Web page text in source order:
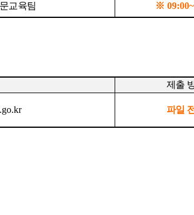
교육팀
※
제출
파일